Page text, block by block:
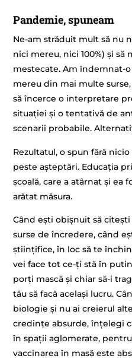
Pandemie, spuneam
Ne-am străduit mult să nu
nici mereu, nici 100%) și
mestecate. Am îndemnat-
mereu din mai multe
să încerce o interpretare
situației și o tentativă de
scenarii probabile.
Rezultatul, o spun fără
peste așteptări. Educația
școală, care a atârnat și ea
arătat măsura.
Când ești obișnuit să
surse de încredere, când
științifice, în loc să te
vei face tot ce-ți stă în
porți mască și chiar să-i
tău să facă același lucru.
biologie și nu ai creierul
credințe absurde, înțelegi
în spații aglomerate,
vaccinarea în masă este